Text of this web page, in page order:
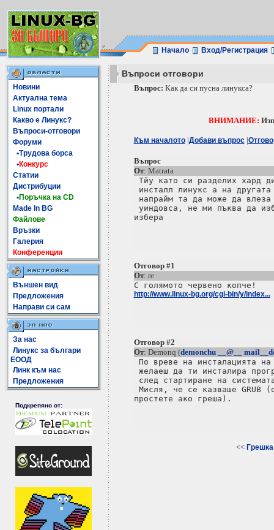
Начало Вход/Регистрация
Новини
Актуална тема
Linux портали
Какво е Линукс?
Въпроси-отговори
Форуми
•Трудова борса
•Конкурс
Статии
Дистрибуции
•Поръчка на CD
Made In BG
Файлове
Връзки
Галерия
Конференции
Външен вид
Предложения
Направи си сам
За нас
Линукс за българи
ЕООД
Линк към нас
Предложения
Подкрепяно от:
Въпроси отговори
Въпрос: Как да си пусна линукса?
ВНИМАНИЕ:
Към началото|Добави въпрос|
Въпрос
От: Matrata
Тйу като си разделих хард
инсталл линукс а на
напрайм та да може да
уиндовса, не ми пъква да
избера
Отговор #1
От: re
http://www.linux-bg.org/cgi-bin/y/index...
Отговор #2
От: Demonq (demonchu __@__
По вреве на инсталацията
желаеш да ти инсталира
след стартиране на
Мисля, че се казваше GRUB
простете ако греша).
<<